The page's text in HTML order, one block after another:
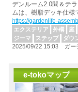
デンルーム2.0間＆テ
ムは、樹脂デッキ仕
https://gardenlife-
エクステリア
外構 庭
ジーマ
ステップ ダウ
2025/09/22 15:03 ガー
e-tokoマップ